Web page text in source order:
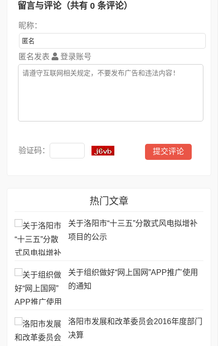
留言与评论（共有 0 条评论）
昵称：
匿名发表 登录账号
验证码：
热门文章
关于洛阳市“十三五”分散式风电拟增补
项目的公示
关于组织做好“网上国网”APP推广使用
的通知
洛阳市发展和改革委员会2016年度部门
决算